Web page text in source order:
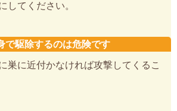
してください。
で駆除するのは危険です
巣に近付かなければ攻撃してくるこ